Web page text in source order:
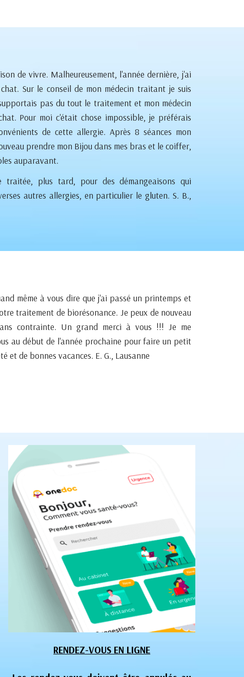
de vivre. Malheureusement, l'année dernière, j'ai
Sur le conseil de mon médecin traitant je suis
pas du tout le traitement et mon médecin
Pour moi c'était chose impossible, je préférais
de cette allergie. Après 8 séances mon
prendre mon Bijou dans mes bras et le coiffer,
auparavant.
traitée, plus tard, pour des démangeaisons qui
autres allergies, en particulier le gluten. S. B.,
même à vous dire que j'ai passé un printemps et
traitement de biorésonance. Je peux de nouveau
contrainte. Un grand merci à vous !!! Je me
au début de l'année prochaine pour faire un petit
et de bonnes vacances. E. G., Lausanne
RENDEZ-VOUS EN LIGNE